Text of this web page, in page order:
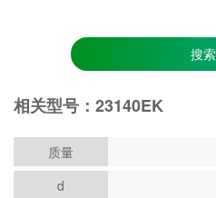
搜索
相关型号：23140EK
质量
d